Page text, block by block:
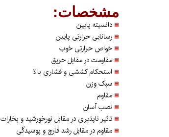
مشخصات:
دانسیته پایین
رسانایی حرارتی پایین
خواص حرارتی خوب
مقاومت در مقابل حریق
استحکام کششی و فشاری بالا
سبک وزن
مقاوم
نصب آسان
تاثیر ناپذیری در مقابل نورخورشید و بخارات
مقاوم در مقابل رشد قارچ و پوسیدگی